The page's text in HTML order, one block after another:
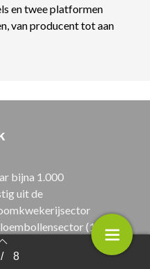
/ 8
en twee platformen
van producent tot aan
bijna 1.000
uit de
(13%)
De groensector
bezighouden met de